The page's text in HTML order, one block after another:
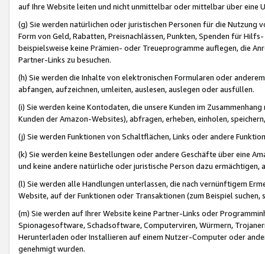
auf Ihre Website leiten und nicht unmittelbar oder mittelbar über eine
(g) Sie werden natürlichen oder juristischen Personen für die Nutzung
Form von Geld, Rabatten, Preisnachlässen, Punkten, Spenden für
beispielsweise keine Prämien- oder Treueprogramme auflegen, die
Partner-Links zu besuchen.
(h) Sie werden die Inhalte von elektronischen Formularen oder
abfangen, aufzeichnen, umleiten, auslesen, auslegen oder ausfüllen.
(i) Sie werden keine Kontodaten, die unsere Kunden im
Kunden der Amazon-Websites), abfragen, erheben, einholen,
(j) Sie werden Funktionen von Schaltflächen, Links oder andere
(k) Sie werden keine Bestellungen oder andere Geschäfte über eine
und keine andere natürliche oder juristische Person dazu
(l) Sie werden alle Handlungen unterlassen, die nach vernünftigem
Website, auf der Funktionen oder Transaktionen (zum Beispiel
(m) Sie werden auf Ihrer Website keine Partner-Links oder
Spionagesoftware, Schadsoftware, Computerviren, Würmern,
Herunterladen oder Installieren auf einem Nutzer-Computer oder
genehmigt wurden.